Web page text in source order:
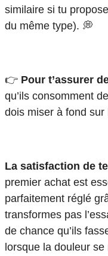
similaire si tu
du même type). 💭
👉 Pour t’assurer
qu’ils consomment
dois miser à fond sur
La satisfaction de
premier achat est
parfaitement réglé
transformes pas
de chance qu’ils
lorsque la douleur